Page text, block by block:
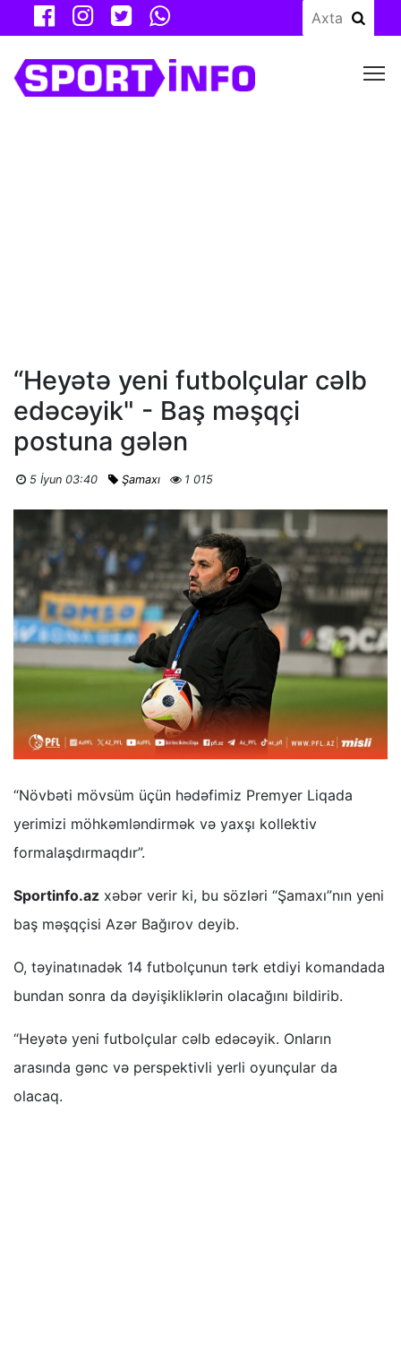
“Heyətə yeni futbolçular cəlb
edəcəyik" - Baş məşqçi
postuna gələn
5 İyun 03:40 Şamaxı 1 015
“Növbəti mövsüm üçün hədəfimiz Premyer Liqada
yerimizi möhkəmləndirmək və yaxşı kollektiv
formalaşdırmaqdır”.
Sportinfo.az xəbər verir ki, bu sözləri “Şamaxı”nın yeni
baş məşqçisi Azər Bağırov deyib.
O, təyinatınadək 14 futbolçunun tərk etdiyi komandada
bundan sonra da dəyişikliklərin olacağını bildirib.
“Heyətə yeni futbolçular cəlb edəcəyik. Onların
arasında gənc və perspektivli yerli oyunçular da
olacaq.